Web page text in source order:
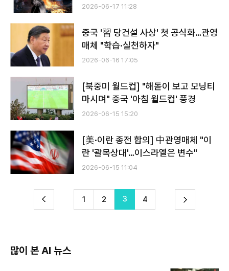
2026-06-17 11:28
중국 '習 당건설 사상' 첫 공식화…관영
매체 "학습·실천하자"
2026-06-16 17:05
[북중미 월드컵] "해돋이 보고 모닝티
마시며" 중국 '아침 월드컵' 풍경
2026-06-15 15:20
[美·이란 종전 합의] 中관영매체 "이
란 '괄목상대'…이스라엘은 변수"
2026-06-15 11:04
이 1 2 3 4 다
많이 본 AI 뉴스